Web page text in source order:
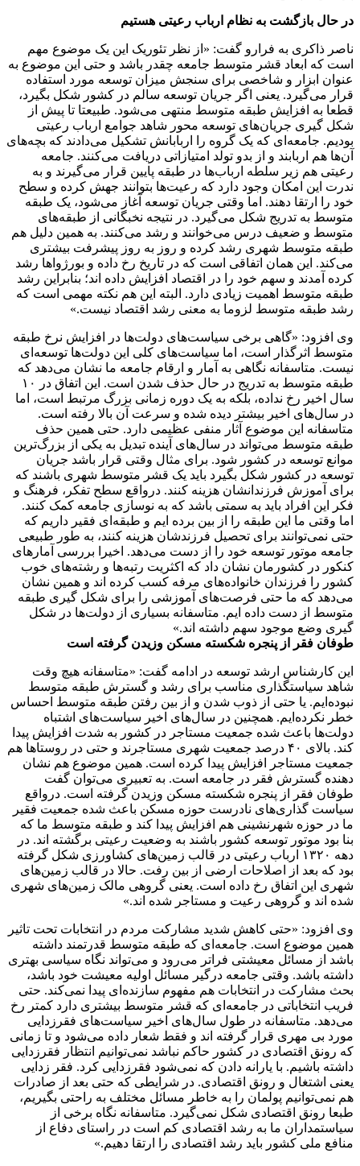
در حال بازگشت به نظام ارباب رعیتی هستیم
ناصر ذاکری به فرارو گفت: «از نظر تئوریک این یک موضوع مهم
است که ابعاد قشر متوسط جامعه چقدر باشد و حتی این موضوع به
عنوان ابزار و شاخصی برای سنجش میزان توسعه مورد استفاده
قرار می‌گیرد. یعنی اگر جریان توسعه سالم در کشور شکل بگیرد،
قطعا به افزایش طبقه متوسط منتهی می‌شود. طبیعتا تا پیش از
شکل گیری جریان‌های توسعه محور شاهد جوامع ارباب رعیتی
بودیم. جامعه‌ای که یک گروه را اربابانش تشکیل می‌دادند که بچه‌های
آن‌ها هم اربابند و از بدو تولد امتیازاتی دریافت می‌کنند. جامعه
رعیتی هم زیر سلطه ارباب‌ها در طبقه پایین قرار می‌گیرند و به
ندرت این امکان وجود دارد که رعیت‌ها بتوانند جهش کرده و سطح
خود را ارتقا دهند. اما وقتی جریان توسعه آغاز می‌شود، یک طبقه
متوسط به تدریج شکل می‌گیرد. در نتیجه نخبگانی از طبقه‌های
متوسط و ضعیف درس می‌خوانند و رشد می‌کنند. به همین دلیل هم
طبقه متوسط شهری رشد کرده و روز به روز پیشرفت بیشتری
می‌کند. این همان اتفاقی است که در تاریخ رخ داده و بورژوا‌ها رشد
کرده آمدند و سهم خود را در اقتصاد افزایش داده اند؛ بنابراین رشد
طبقه متوسط اهمیت زیادی دارد. البته این هم نکته مهمی است که
رشد طبقه متوسط لزوما به معنی رشد اقتصاد نیست.»
وی افزود: «گاهی برخی سیاست‌های دولت‌ها در افزایش نرخ طبقه
متوسط اثرگذار است، اما سیاست‌های کلی این دولت‌ها توسعه‌ای
نیست. متاسفانه نگاهی به آمار و ارقام جامعه ما نشان می‌دهد که
طبقه متوسط به تدریج در حال حذف شدن است. این اتفاق در ۱۰
سال اخیر رخ نداده، بلکه به یک دوره زمانی بزرگ مرتبط است، اما
در سال‌های اخیر بیشتر دیده شده و سرعت آن بالا رفته است.
متاسفانه این موضوع آثار منفی عظیمی دارد. حتی همین حذف
طبقه متوسط می‌تواند در سال‌های آینده تبدیل به یکی از بزرگ‌ترین
موانع توسعه در کشور شود. برای مثال وقتی قرار باشد جریان
توسعه در کشور شکل بگیرد باید یک قشر متوسط شهری باشند که
برای آموزش فرزندانشان هزینه کنند. درواقع سطح تفکر، فرهنگ و
فکر این افراد باید به سمتی باشد که به نوسازی جامعه کمک کنند.
اما وقتی ما این طبقه را از بین برده ایم و طبقه‌ای فقیر داریم که
حتی نمی‌توانند برای تحصیل فرزندشان هزینه کنند، به طور طبیعی
جامعه موتور توسعه خود را از دست می‌دهد. اخیرا بررسی آمار‌های
کنکور در کشورمان نشان داد که اکثریت رتبه‌ها و رشته‌های خوب
کشور را فرزندان خانواده‌های مرفه کسب کرده اند و همین نشان
می‌دهد که ما حتی فرصت‌های آموزشی را برای شکل گیری طبقه
متوسط از دست داده ایم. متاسفانه بسیاری از دولت‌ها در شکل
گیری وضع موجود سهم داشته اند.»
طوفان فقر از پنجره شکسته مسکن وزیدن گرفته است
این کارشناس ارشد توسعه در ادامه گفت: «متاسفانه هیچ وقت
شاهد سیاستگذاری مناسب برای رشد و گسترش طبقه متوسط
نبوده‌ایم. یا حتی از ذوب شدن و از بین رفتن طبقه متوسط احساس
خطر نکرده‌ایم. همچنین در سال‌های اخیر سیاست‌های اشتباه
دولت‌ها باعث شده جمعیت مستاجر در کشور به شدت افزایش پیدا
کند. بالای ۴۰ درصد جمعیت شهری مستاجرند و حتی در روستا‌ها هم
جمعیت مستاجر افزایش پیدا کرده است. همین موضوع هم نشان
دهنده گسترش فقر در جامعه است. به تعبیری می‌توان گفت
طوفان فقر از پنجره شکسته مسکن وزیدن گرفته است. درواقع
سیاست گذاری‌های نادرست حوزه مسکن باعث شده جمعیت فقیر
ما در حوزه شهرنشینی هم افزایش پیدا کند و طبقه متوسط ما که
بنا بود موتور توسعه کشور باشند به وضعیت رعیتی برگشته اند. در
دهه ۱۳۲۰ ارباب رعیتی در قالب زمین‌های کشاورزی شکل گرفته
بود که بعد از اصلاحات ارضی از بین رفت. حالا در قالب زمین‌های
شهری این اتفاق رخ داده است. یعنی گروهی مالک زمین‌های شهری
شده اند و گروهی رعیت و مستاجر شده اند.»
وی افزود: «حتی کاهش شدید مشارکت مردم در انتخابات تحت تاثیر
همین موضوع است. جامعه‌ای که طبقه متوسط قدرتمند داشته
باشد از مسائل معیشتی فراتر می‌رود و می‌تواند نگاه سیاسی بهتری
داشته باشد. وقتی جامعه درگیر مسائل اولیه معیشت خود باشد،
بحث مشارکت در انتخابات هم مفهوم سازنده‌ای پیدا نمی‌کند. حتی
فریب انتخاباتی در جامعه‌ای که قشر متوسط بیشتری دارد کمتر رخ
می‌دهد. متاسفانه در طول سال‌های اخیر سیاست‌های فقرزدایی
مورد بی مهری قرار گرفته اند و فقط شعار داده می‌شود و تا زمانی
که رونق اقتصادی در کشور حاکم نباشد نمی‌توانیم انتظار فقرزدایی
داشته باشیم. با یارانه دادن که نمی‌شود فقرزدایی کرد. فقر زدایی
یعنی اشتغال و رونق اقتصادی. در شرایطی که حتی بعد از صادرات
هم نمی‌توانیم پولمان را به خاطر مسائل مختلف به راحتی بگیریم،
طبعا رونق اقتصادی شکل نمی‌گیرد. متاسفانه نگاه برخی از
سیاستمداران ما به رشد اقتصادی کم است در راستای دفاع از
منافع ملی کشور باید رشد اقتصادی را ارتقا دهیم.»